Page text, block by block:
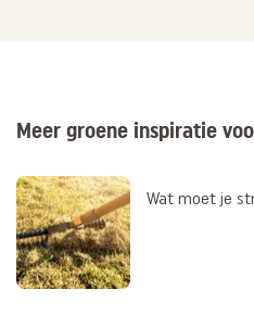
Meer groene inspiratie
Wat moet je